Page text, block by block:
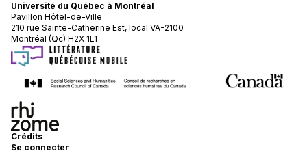
Université du Québec à Montréal
Pavillon Hôtel-de-Ville
210 rue Sainte-Catherine Est, local VA-2100
Montréal (Qc) H2X 1L1
Crédits
Se connecter